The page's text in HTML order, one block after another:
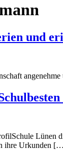
und
ihre Urkunden